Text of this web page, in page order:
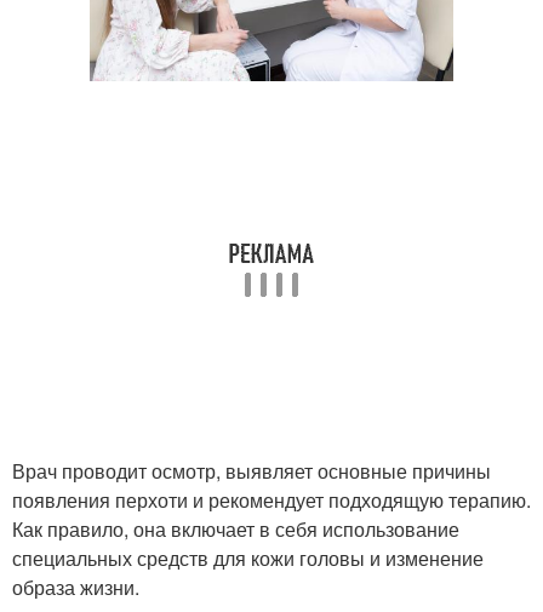
Врач проводит осмотр, выявляет основные причины
появления перхоти и рекомендует подходящую терапию.
Как правило, она включает в себя использование
специальных средств для кожи головы и изменение
образа жизни.